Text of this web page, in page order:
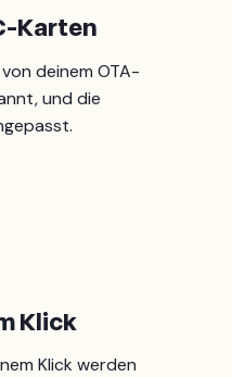
Karten
deinem OTA-
und die
Klick
Klick werden